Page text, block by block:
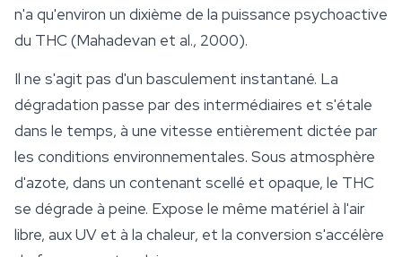
n'a qu'environ un dixième de la puissance psychoactive
du THC (Mahadevan et al., 2000).
Il ne s'agit pas d'un basculement instantané. La
dégradation passe par des intermédiaires et s'étale
dans le temps, à une vitesse entièrement dictée par
les conditions environnementales. Sous atmosphère
d'azote, dans un contenant scellé et opaque, le THC
se dégrade à peine. Expose le même matériel à l'air
libre, aux UV et à la chaleur, et la conversion s'accélère